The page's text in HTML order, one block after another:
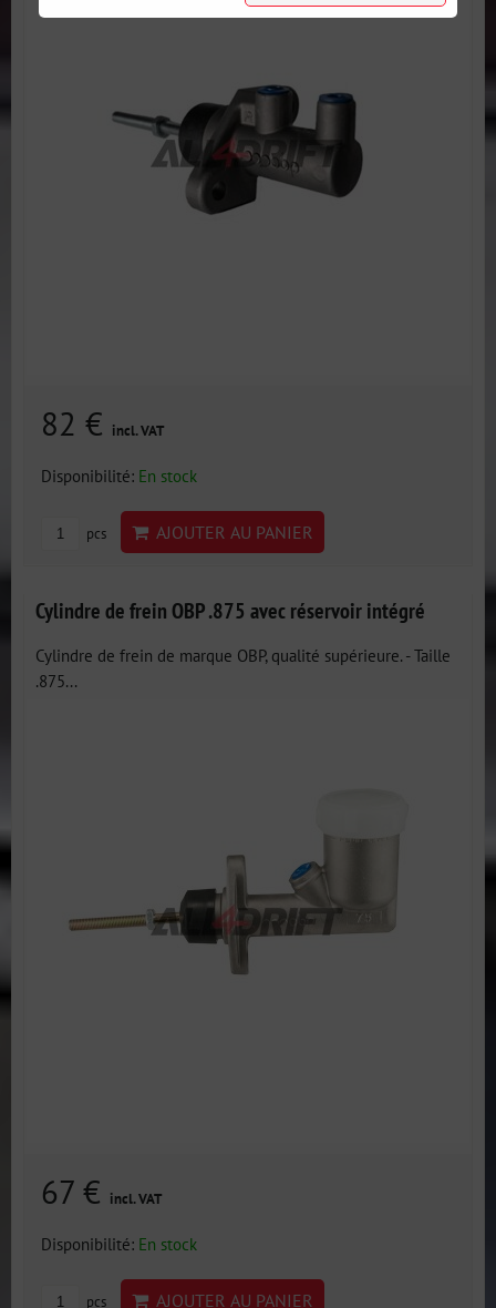
82 € incl. VAT
Disponibilité: En stock
pcs AJOUTER AU PANIER
Cylindre de frein OBP .875 avec réservoir intégré
Cylindre de frein de marque OBP, qualité supérieure. - Taille
.875...
67 € incl. VAT
Disponibilité: En stock
pcs AJOUTER AU PANIER